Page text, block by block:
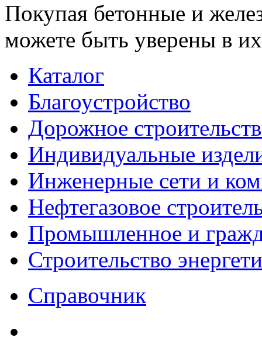
Покупая бетонные и
можете быть уверены в их
Каталог
Благоустройство
Дорожное
Индивидуальные
Инженерные сети и
Нефтегазовое
Промышленное и
Строительство
Справочник